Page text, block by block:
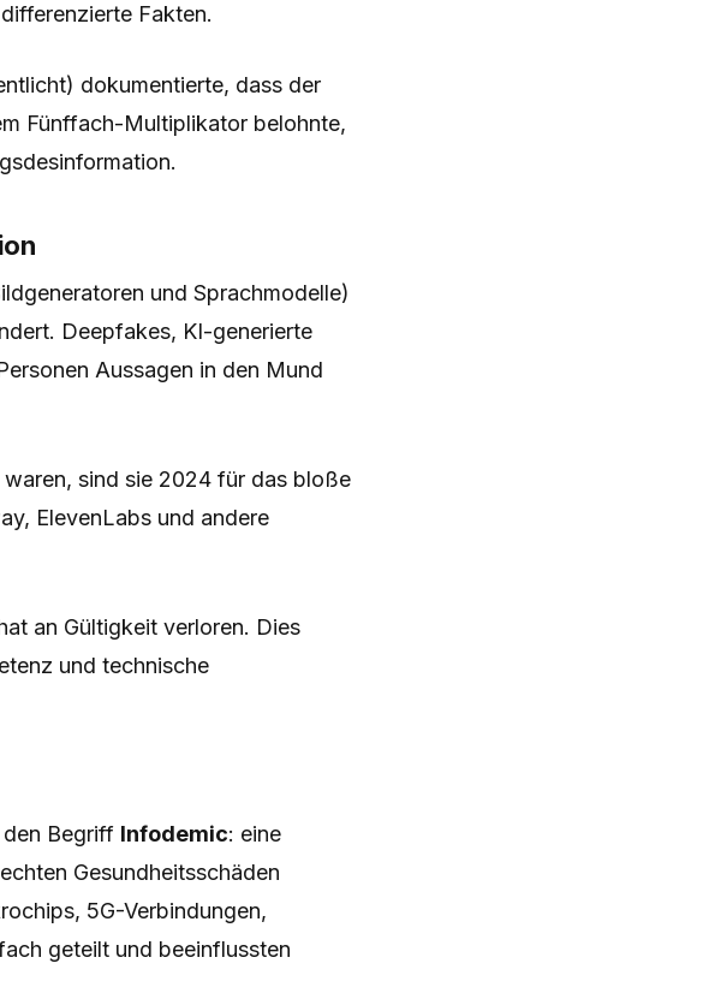
Fakten.
dokumentierte, dass der
Fünffach-Multiplikator belohnte,
und Sprachmodelle)
Deepfakes, KI-generierte
Aussagen in den Mund
sind sie 2024 für das bloße
ElevenLabs und andere
an Gültigkeit verloren. Dies
und technische
Begriff Infodemic: eine
Gesundheitsschäden
5G-Verbindungen,
geteilt und beeinflussten